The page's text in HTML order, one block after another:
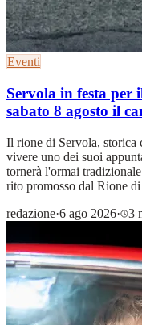
Eventi
Servola in festa
sabato 8 agosto il
Il rione di Servola, storica
vivere uno dei suoi
tornerà l'ormai
rito promosso dal Rione di
redazione·6 ago 2026· 3